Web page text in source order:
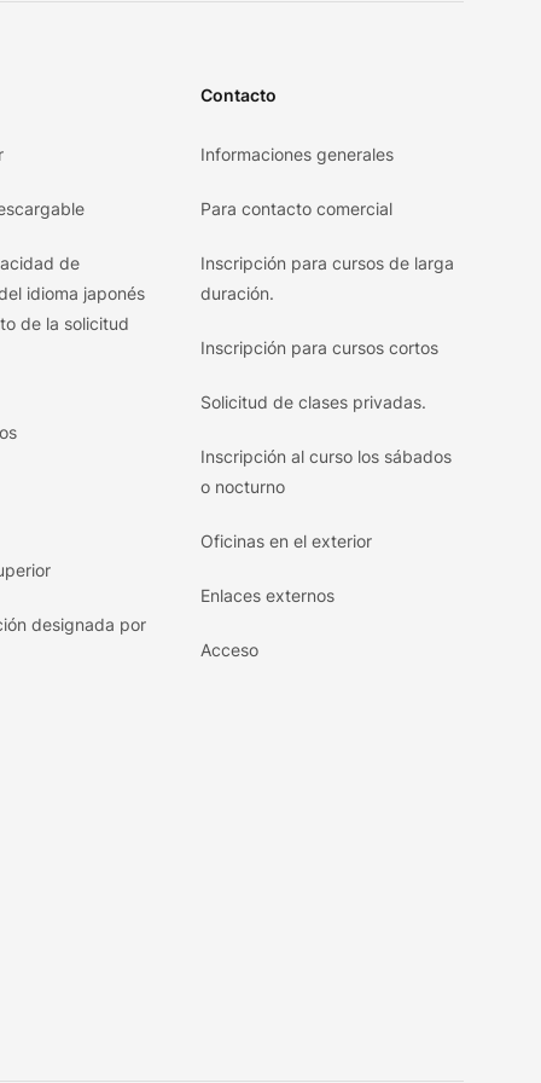
de
idioma japonés
de la solicitud
designada por
Contacto
Informaciones generales
Para contacto comercial
Inscripción para cursos de larga
duración.
Inscripción para cursos cortos
Solicitud de clases privadas.
Inscripción al curso los sábados
o nocturno
Oficinas en el exterior
Enlaces externos
Acceso